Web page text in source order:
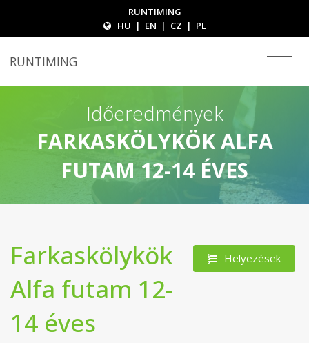
RUNTIMING
HU | EN | CZ | PL
RUNTIMING
Időeredmények
FARKASKÖLYKÖK ALFA
FUTAM 12-14 ÉVES
Helyezések
Farkaskölykök
Alfa futam 12-
14 éves